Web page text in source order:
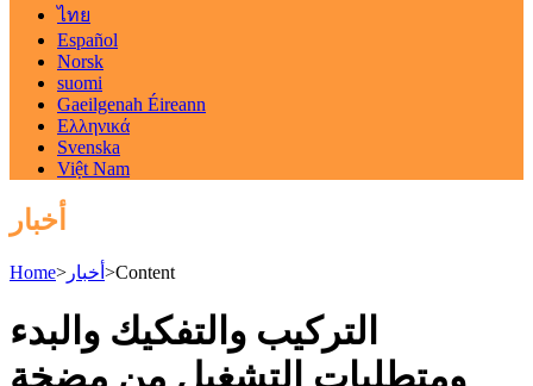
ไทย
Español
Norsk
suomi
Gaeilgenah Éireann
Ελληνικά
Svenska
Việt Nam
أخبار
Home> أخبار >Content
التركيب والتفكيك والبدء
ومتطلبات التشغيل من مضخة